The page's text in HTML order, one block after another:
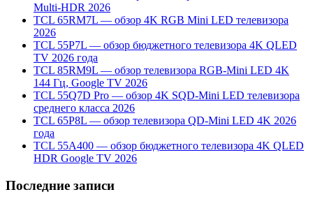
Multi-HDR 2026
TCL 65RM7L — обзор 4K RGB Mini LED телевизора
2026
TCL 55P7L — обзор бюджетного телевизора 4K QLED
TV 2026 года
TCL 85RM9L — обзор телевизора RGB-Mini LED 4K
144 Гц, Google TV 2026
TCL 55Q7D Pro — обзор 4K SQD-Mini LED телевизора
среднего класса 2026
TCL 65P8L — обзор телевизора QD-Mini LED 4K 2026
года
TCL 55A400 — обзор бюджетного телевизора 4K QLED
HDR Google TV 2026
Последние записи